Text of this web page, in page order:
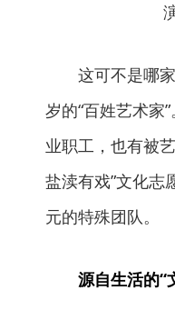
这可不是哪
岁的“百姓艺术家
业职工，也有被
盐渎有戏”文化志
元的特殊团队。
源自生活的“